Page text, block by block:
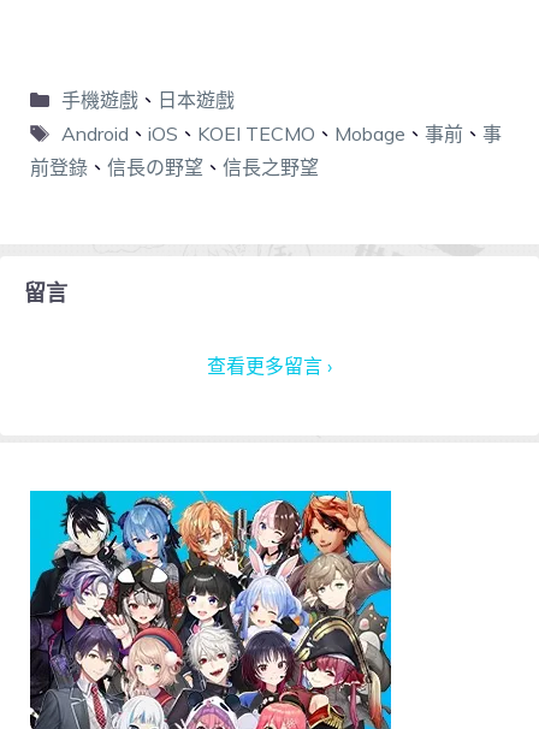
手機遊戲、 日本遊戲
Android 、 iOS 、 KOEI TECMO 、 Mobage 、 事前、 事
前登錄 、 信長の野望 、 信長之野望
留言
查看更多留言 ›